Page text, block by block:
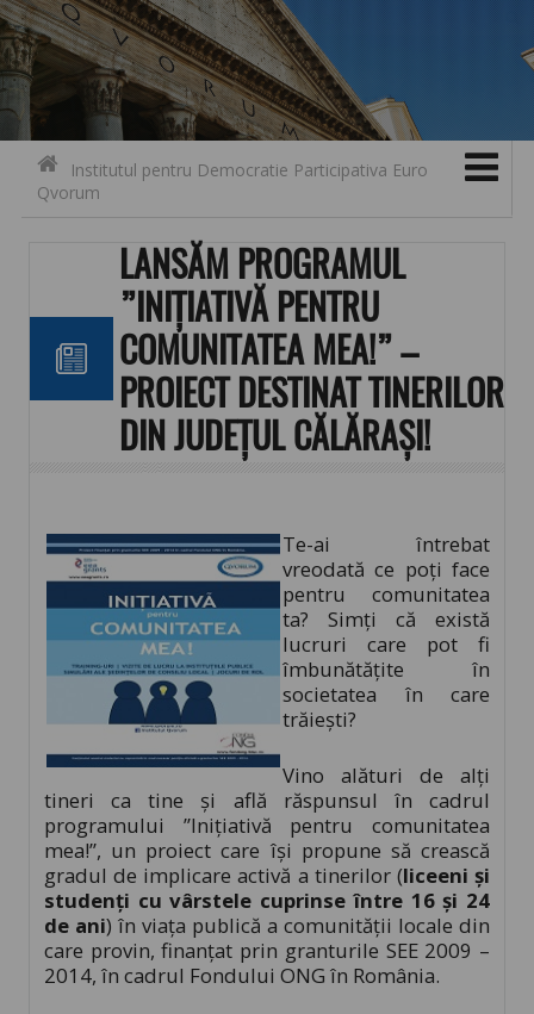
Contact
Skip to content
Institutul pentru Democratie Participativa Euro
Qvorum
LANSĂM PROGRAMUL
”INIȚIATIVĂ PENTRU
COMUNITATEA MEA!” –
PROIECT DESTINAT TINERILOR
DIN JUDEȚUL CĂLĂRAȘI!
Te-ai întrebat
vreodată ce poți face
pentru comunitatea
ta? Simți că există
lucruri care pot fi
îmbunătățite în
societatea în care
trăiești?
Vino alături de alți
tineri ca tine și află răspunsul în cadrul
programului ”Inițiativă pentru comunitatea
mea!”, un proiect care își propune să crească
gradul de implicare activă a tinerilor (liceeni și
studenți cu vârstele cuprinse între 16 și 24
de ani) în viața publică a comunității locale din
care provin, finanțat prin granturile SEE 2009 –
2014, în cadrul Fondului ONG în România.